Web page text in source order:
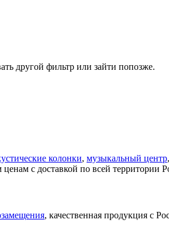
другой фильтр или зайти попозже.
колонки, музыкальный центр,
с доставкой по всей территории
, качественная продукция с